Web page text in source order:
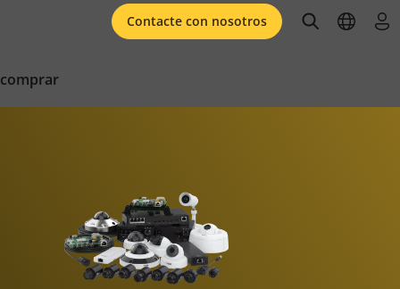
Contacte con nosotros openopen